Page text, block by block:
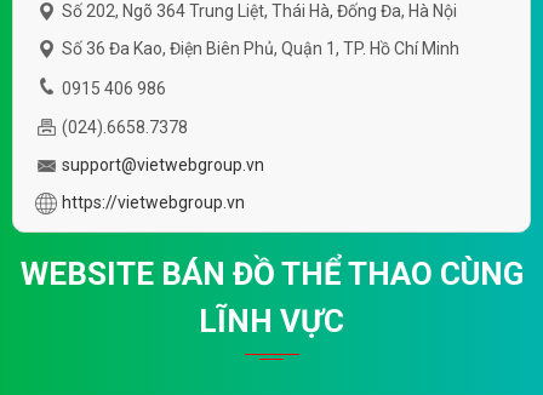
Số 202, Ngõ 364 Trung Liệt, Thái Hà, Đống Đa, Hà Nội
Số 36 Đa Kao, Điện Biên Phủ, Quận 1, TP. Hồ Chí Minh
0915 406 986
(024).6658.7378
support@vietwebgroup.vn
https://vietwebgroup.vn
WEBSITE BÁN ĐỒ THỂ THAO CÙNG
LĨNH VỰC